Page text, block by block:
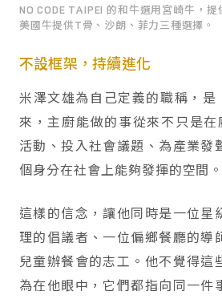
NO CODE TAIPEI 的和牛選用宮崎牛，提
美國牛提供T骨、沙朗、菲力三種選擇。
不設框架，持續進化
米澤文雄為自己定義的職稱，是
來，主廚能做的事從來不只是
活動、投入社會議題、為產業發
個身分在社會上能夠發揮的空間。
這樣的信念，讓他同時是一位星
理的倡議者、一位偏鄉餐廳的導
兒童辦餐會的志工。他不覺得這
為在他眼中，它們都指向同一件